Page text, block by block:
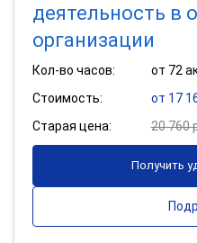
деятельность в
организации
Кол-во часов:
от 72
Стоимость:
от 17
Старая цена:
20 760
Получить